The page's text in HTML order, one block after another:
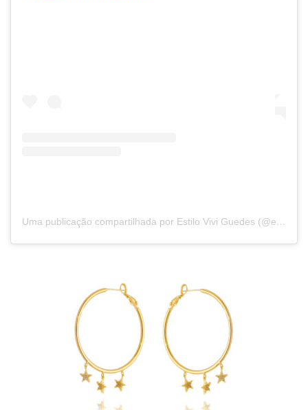
Uma publicação compartilhada por Estilo Vivi Guedes (@estiloviviguedes)